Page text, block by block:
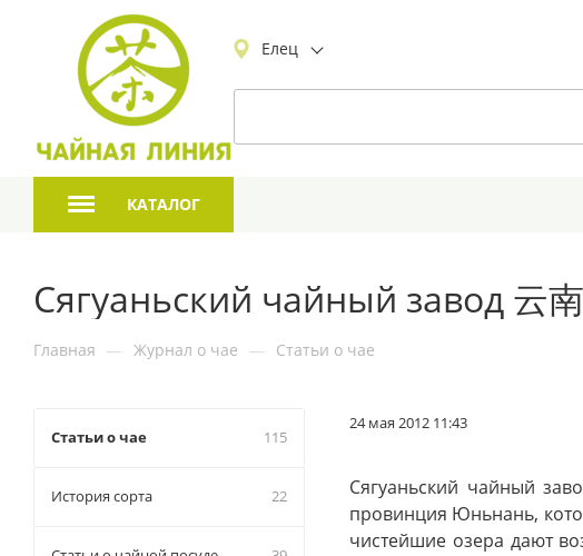
Елец
КАТАЛОГ
Сягуаньский чайный завод 云
Главная — Журнал о чае — Статьи о чае
24 мая 2012 11:43
Сягуаньский чайный
провинция Юньнань,
чистейшие озера дают
Статьи о чае 115
История сорта 22